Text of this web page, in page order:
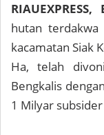
RIAUEXPRESS,
hutan terdakwa
kacamatan Siak
Ha, telah
Bengkalis
1 Milyar